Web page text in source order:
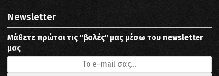
Newsletter
Μάθετε πρώτοι τις "βολές" μας μέσω του newsletter
μας